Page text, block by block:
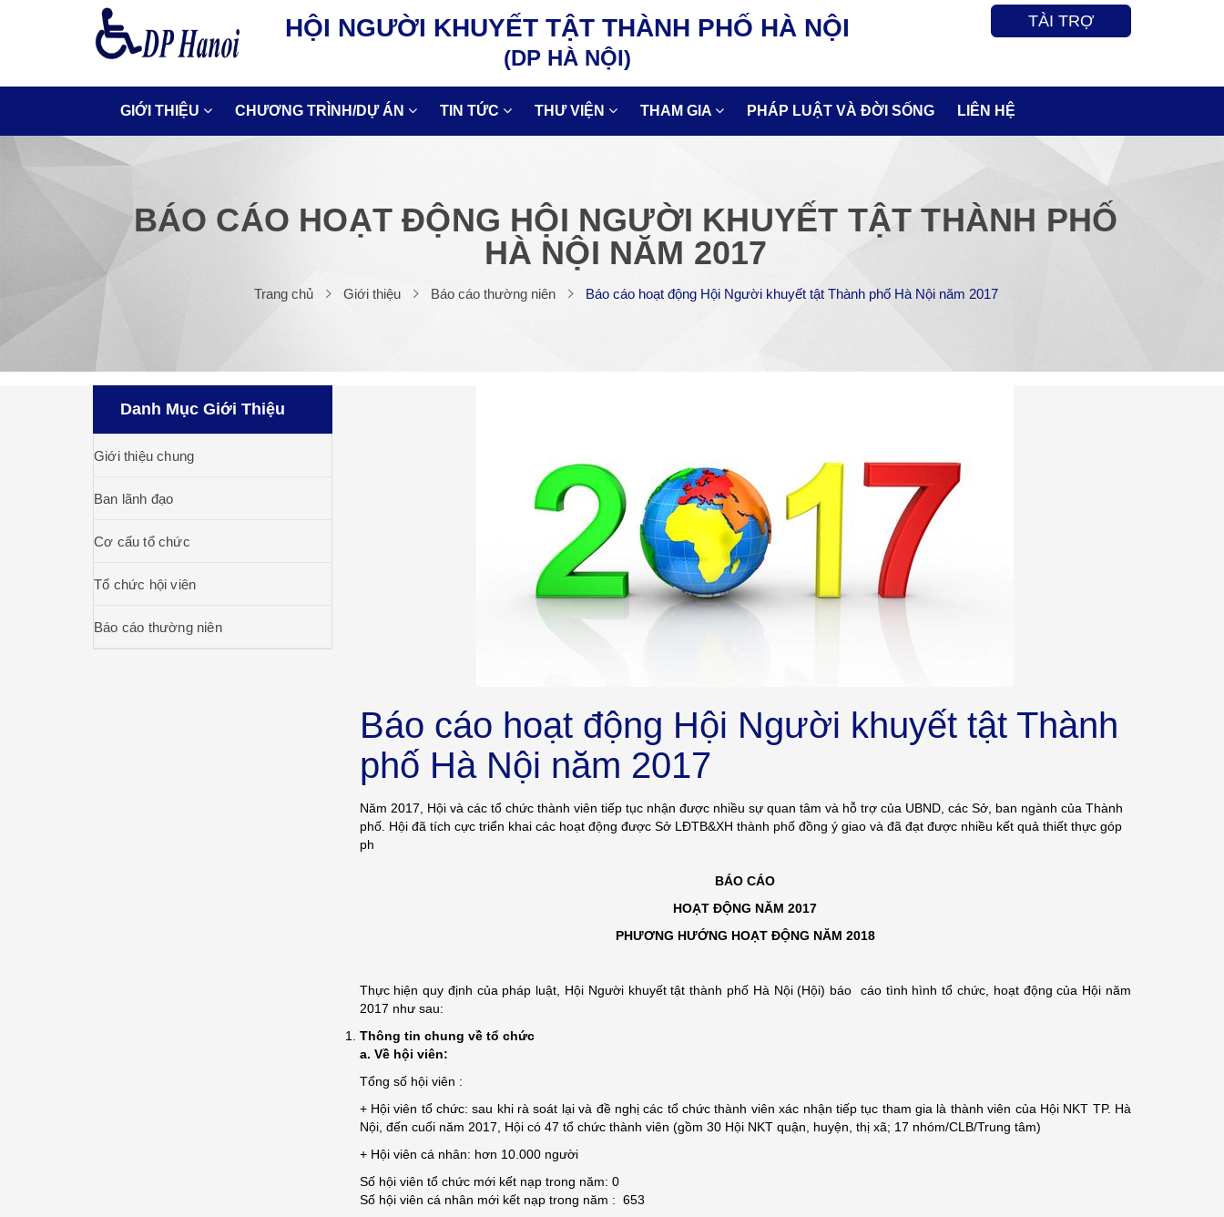
HỘI NGƯỜI KHUYẾT TẬT THÀNH PHỐ HÀ NỘI
(DP HÀ NỘI)
TÀI TRỢ
GIỚI THIỆU CHƯƠNG TRÌNH/DỰ ÁN TIN TỨC THƯ VIỆN THAM GIA PHÁP LUẬT VÀ ĐỜI SỐNG LIÊN HỆ
BÁO CÁO HOẠT ĐỘNG HỘI NGƯỜI KHUYẾT TẬT THÀNH PHỐ
HÀ NỘI NĂM 2017
Trang chủ Giới thiệu Báo cáo thường niên Báo cáo hoạt động Hội Người khuyết tật Thành phố Hà Nội năm 2017
Danh Mục Giới Thiệu
Giới thiệu chung
Ban lãnh đạo
Cơ cấu tổ chức
Tổ chức hội viên
Báo cáo thường niên
Báo cáo hoạt động Hội Người khuyết tật Thành
phố Hà Nội năm 2017
Năm 2017, Hội và các tổ chức thành viên tiếp tục nhận được nhiều sự quan tâm và hỗ trợ của UBND, các Sở, ban ngành của Thành
phố. Hội đã tích cực triển khai các hoạt động được Sở LĐTB&XH thành phố đồng ý giao và đã đạt được nhiều kết quả thiết thực góp
ph
BÁO CÁO
HOẠT ĐỘNG NĂM 2017
PHƯƠNG HƯỚNG HOẠT ĐỘNG NĂM 2018
Thực hiện quy định của pháp luật, Hội Người khuyết tật thành phố Hà Nội (Hội) báo cáo tình hình tổ chức, hoạt động của Hội năm
2017 như sau:
Thông tin chung về tổ chức
a. Về hội viên:
Tổng số hội viên :
+ Hội viên tổ chức: sau khi rà soát lại và đề nghị các tổ chức thành viên xác nhận tiếp tục tham gia là thành viên của Hội NKT TP. Hà
Nội, đến cuối năm 2017, Hội có 47 tổ chức thành viên (gồm 30 Hội NKT quận, huyện, thị xã; 17 nhóm/CLB/Trung tâm)
+ Hội viên cá nhân: hơn 10.000 người
Số hội viên tổ chức mới kết nạp trong năm: 0
Số hội viên cá nhân mới kết nạp trong năm : 653